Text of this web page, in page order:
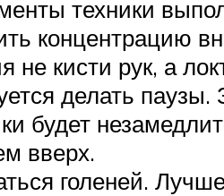
техники
концентрацию
не кисти рук, а
делать паузы.
будет
вверх.
голеней.